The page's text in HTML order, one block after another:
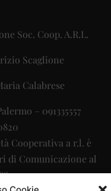
Soc. Coop. A.R.L.
Scaglione
Calabrese
– 091335557
Cooperativa a r.l. è
di Comunicazione al